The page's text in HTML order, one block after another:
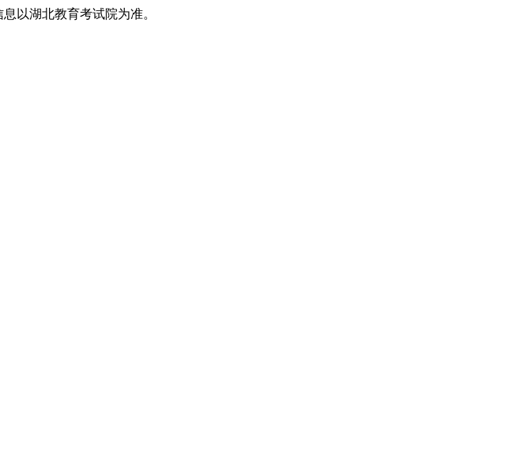
以湖北教育考试院为准。